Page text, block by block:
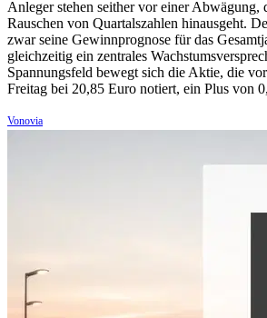
Anleger stehen seither vor einer Abwägung,
Rauschen von Quartalszahlen hinausgeht.
zwar seine Gewinnprognose für das
gleichzeitig ein zentrales
Spannungsfeld bewegt sich die Aktie, die
Freitag bei 20,85 Euro notiert, ein Plus von
Vonovia